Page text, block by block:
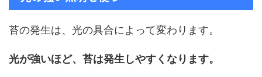
苔の発生は、光の具合によって変わります。
光が強いほど、苔は発生しやすくなります。